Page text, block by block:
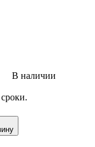
В наличии